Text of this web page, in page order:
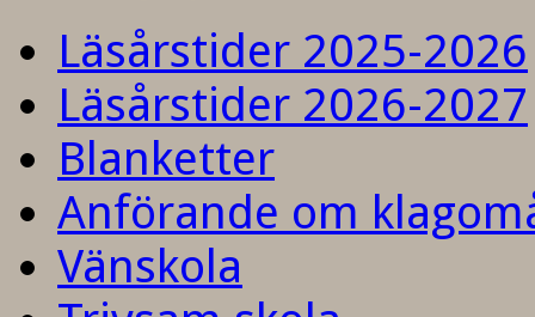
Läsårstider 2025-2026
Läsårstider 2026-2027
Blanketter
Anförande om
Vänskola